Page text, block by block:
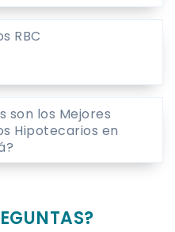
RBC
son los Mejores
Hipotecarios en